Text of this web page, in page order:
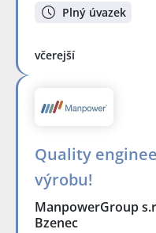
Plný úvazek
včerejší
Quality
výrobu!
ManpowerGroup
Bzenec